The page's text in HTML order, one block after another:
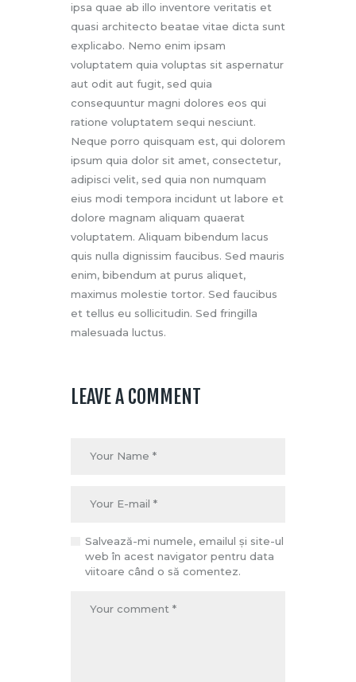
ipsa quae ab illo inventore veritatis et
quasi architecto beatae vitae dicta sunt
explicabo. Nemo enim ipsam
voluptatem quia voluptas sit aspernatur
aut odit aut fugit, sed quia
consequuntur magni dolores eos qui
ratione voluptatem sequi nesciunt.
Neque porro quisquam est, qui dolorem
ipsum quia dolor sit amet, consectetur,
adipisci velit, sed quia non numquam
eius modi tempora incidunt ut labore et
dolore magnam aliquam quaerat
voluptatem. Aliquam bibendum lacus
quis nulla dignissim faucibus. Sed mauris
enim, bibendum at purus aliquet,
maximus molestie tortor. Sed faucibus
et tellus eu sollicitudin. Sed fringilla
malesuada luctus.
LEAVE A COMMENT
Salvează-mi numele, emailul și site-ul
web în acest navigator pentru data
viitoare când o să comentez.